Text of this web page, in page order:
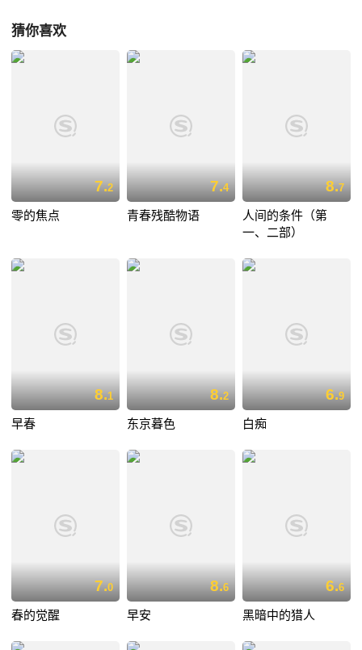
猜你喜欢
7.2
零的焦点
7.4
青春残酷物语
8.7
人间的条件（第
一、二部）
8.1
早春
8.2
东京暮色
6.9
白痴
7.0
春的觉醒
8.6
早安
6.6
黑暗中的猎人